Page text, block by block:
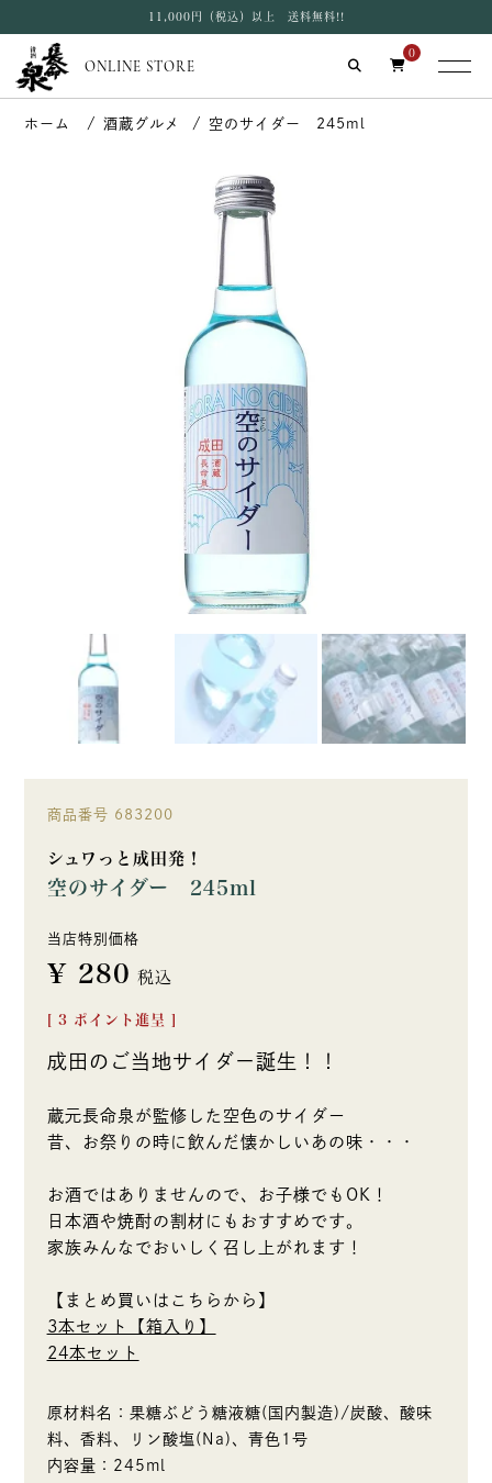
11,000円（税込）以上 送料無料!!
ONLINE STORE
0
酒蔵グルメ 空のサイダー 245ml
商品番号 683200
シュワっと成田発！
空のサイダー 245ml
当店特別価格
¥ 280 税込
3 ポイント進呈 ]
成田のご当地サイダー誕生！！
蔵元長命泉が監修した空色のサイダー
昔、お祭りの時に飲んだ懐かしいあの味・・・
お酒ではありませんので、お子様でもOK！
日本酒や焼酎の割材にもおすすめです。
家族みんなでおいしく召し上がれます！
【まとめ買いはこちらから】
3本セット【箱入り】
24本セット
原材料名：果糖ぶどう糖液糖(国内製造)/炭酸、酸味
料、香料、リン酸塩(Na)、青色1号
内容量：245ml